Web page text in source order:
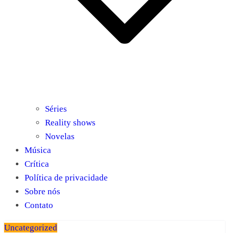
Séries
Reality shows
Novelas
Música
Crítica
Política de privacidade
Sobre nós
Contato
Uncategorized